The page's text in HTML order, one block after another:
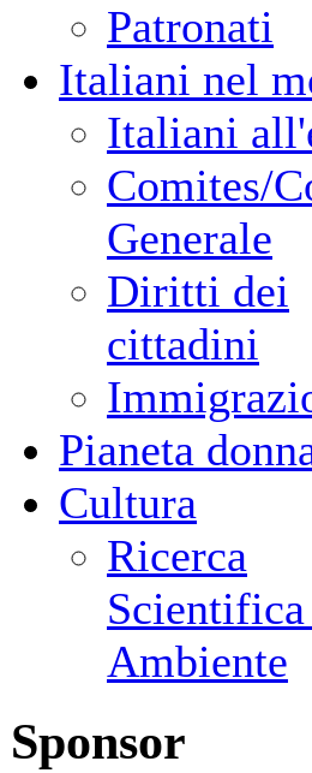
Patronati
Italiani nel
Italiani
Comites/
Generale
Diritti dei
cittadini
Pianeta
Cultura
Ricerca
Ambiente
Sponsor